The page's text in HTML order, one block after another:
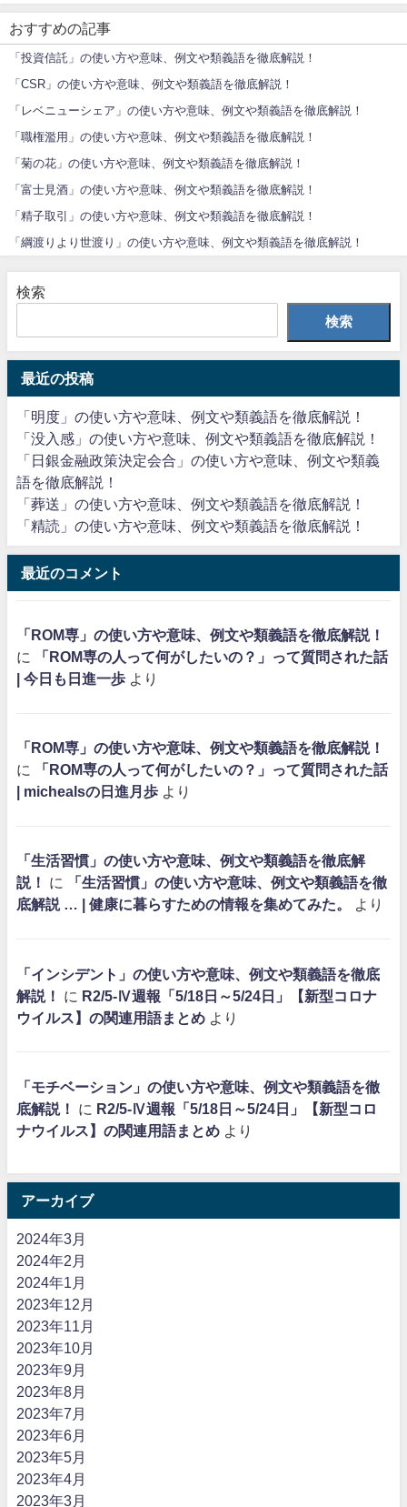
おすすめの記事
「投資信託」の使い方や意味、例文や類義語を徹底解説！
「CSR」の使い方や意味、例文や類義語を徹底解説！
「レベニューシェア」の使い方や意味、例文や類義語を徹底解説！
「職権濫用」の使い方や意味、例文や類義語を徹底解説！
「菊の花」の使い方や意味、例文や類義語を徹底解説！
「富士見酒」の使い方や意味、例文や類義語を徹底解説！
「精子取引」の使い方や意味、例文や類義語を徹底解説！
「綱渡りより世渡り」の使い方や意味、例文や類義語を徹底解説！
検索
検索
最近の投稿
「明度」の使い方や意味、例文や類義語を徹底解説！
「没入感」の使い方や意味、例文や類義語を徹底解説！
「日銀金融政策決定会合」の使い方や意味、例文や類義
語を徹底解説！
「葬送」の使い方や意味、例文や類義語を徹底解説！
「精読」の使い方や意味、例文や類義語を徹底解説！
最近のコメント
「ROM専」の使い方や意味、例文や類義語を徹底解説！
に
「ROM専の人って何がしたいの？」って質問された話
| 今日も日進一歩 より
「ROM専」の使い方や意味、例文や類義語を徹底解説！
に
「ROM専の人って何がしたいの？」って質問された話
| michealsの日進月歩 より
「生活習慣」の使い方や意味、例文や類義語を徹底解
説！
に
「生活習慣」の使い方や意味、例文や類義語を徹
底解説 … | 健康に暮らすための情報を集めてみた。
より
「インシデント」の使い方や意味、例文や類義語を徹底
解説！
に R2/5-Ⅳ週報「5/18日～5/24日」【新型コロナ
ウイルス】の関連用語まとめ より
「モチベーション」の使い方や意味、例文や類義語を徹
底解説！
に R2/5-Ⅳ週報「5/18日～5/24日」【新型コロ
ナウイルス】の関連用語まとめ より
アーカイブ
2024年3月
2024年2月
2024年1月
2023年12月
2023年11月
2023年10月
2023年9月
2023年8月
2023年7月
2023年6月
2023年5月
2023年4月
2023年3月